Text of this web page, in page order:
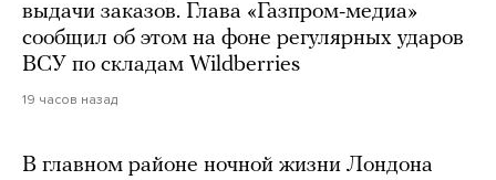
выдачи заказов. Глава «Газпром-медиа»
сообщил об этом на фоне регулярных ударов
ВСУ по складам Wildberries
19 часов назад
В главном районе ночной жизни Лондона